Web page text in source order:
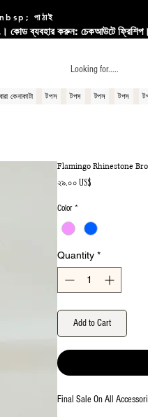
পাঠাই
কোড ব্যবহার করুন: চেকআউটে ফ্রিশিপ।
কেনাকাটা টপস টপস টপস টপস
Flamingo Rhinestone
২৯.০০ US$
Color *
Quantity *
Add to Cart
Final Sale On All